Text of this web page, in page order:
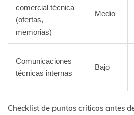
comercial técnica
(ofertas,
memorias)
Medio
Comunicaciones
técnicas internas
Bajo
Checklist de puntos críticos antes